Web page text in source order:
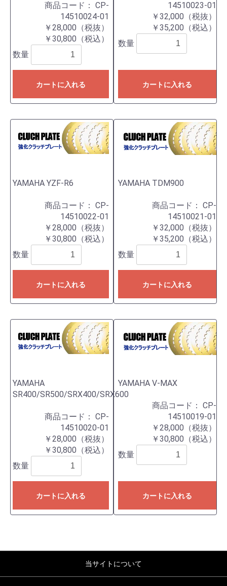
商品コード： CP-
14510024-01
￥28,000（税抜）
￥30,800（税込）
数量
カートに入れる
14510023-01
￥32,000（税抜）
￥35,200（税込）
数量
カートに入れる
YAMAHA YZF-R6
商品コード： CP-
14510022-01
￥28,000（税抜）
￥30,800（税込）
数量
カートに入れる
YAMAHA TDM900
商品コード： CP-
14510021-01
￥32,000（税抜）
￥35,200（税込）
数量
カートに入れる
YAMAHA
SR400/SR500/SRX400/SRX600
商品コード： CP-
14510020-01
￥28,000（税抜）
￥30,800（税込）
数量
カートに入れる
YAMAHA V-MAX
商品コード： CP-
14510019-01
￥28,000（税抜）
￥30,800（税込）
数量
カートに入れる
当サイトについて